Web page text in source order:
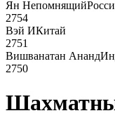
Ян Непомнящий
2754
Вэй ИКитай
2751
Вишванатан Ананд
2750